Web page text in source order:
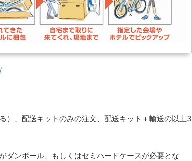
）、配送キットのみの注文、配送キット＋輸送の以上3
ダンボール、もしくはセミハードケースが必要とな